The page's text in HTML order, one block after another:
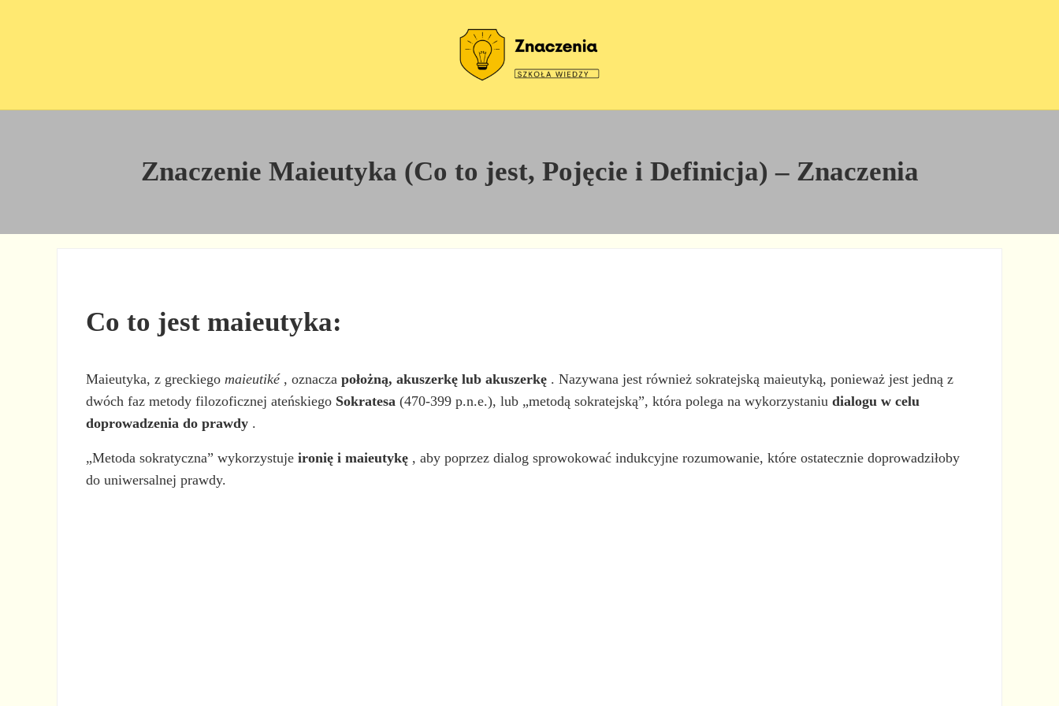
Znaczenie Maieutyka (Co to jest, Pojęcie i Definicja) – Znaczenia
Co to jest maieutyka:
Maieutyka, z greckiego maieutiké, oznaczapołożną, akuszerkę lub akuszerkę . Nazywana jest również sokratejską maieutyką, ponieważ jest jedną z
dwóch faz metody filozoficznej ateńskiego Sokratesa (470-399 p.n.e.), lub „metodą sokratejską”, która polega na wykorzystaniudialogu w celu
doprowadzenia do prawdy .
„Metoda sokratyczna” wykorzystujeironię i maieutykę , aby poprzez dialog sprowokować indukcyjne rozumowanie, które ostatecznie doprowadziłoby
do uniwersalnej prawdy.